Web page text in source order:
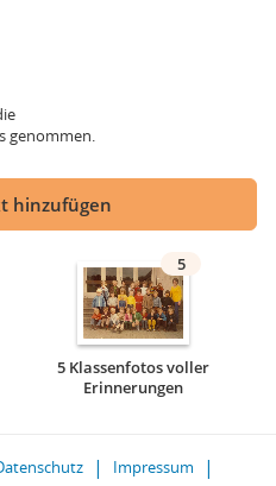
genommen.
hinzufügen
5
5 Klassenfotos voller
Erinnerungen
Impressum